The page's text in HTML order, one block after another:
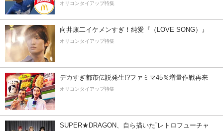
オリコンタイアップ特集
向井康二イケメンすぎ！純愛『（LOVE SONG）』
オリコンタイアップ特集
デカすぎ都市伝説発生!?ファミマ45％増量作戦再来
オリコンタイアップ特集
SUPER★DRAGON、自ら描いた”レトロフューチャ